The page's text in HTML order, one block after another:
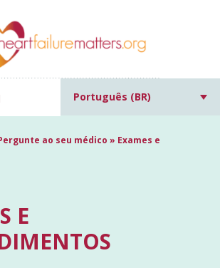
Português (BR)
ao seu médico » Exames e
E